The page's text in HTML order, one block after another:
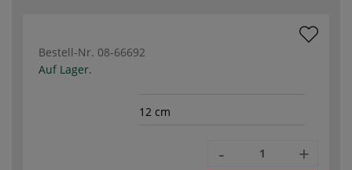
Bestell-Nr. 08-66692
Auf Lager.
12 cm
- +